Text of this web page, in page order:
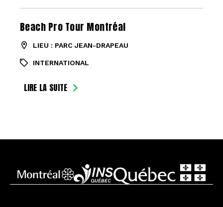
Beach Pro Tour Montréal
LIEU : PARC JEAN-DRAPEAU
INTERNATIONAL
LIRE LA SUITE